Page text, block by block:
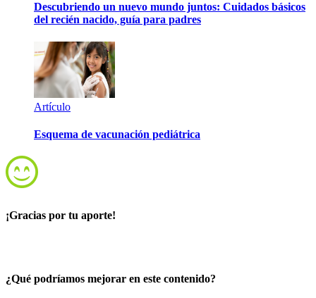
Descubriendo un nuevo mundo juntos: Cuidados básicos
del recién nacido, guía para padres
Artículo
Esquema de vacunación pediátrica
¡Gracias por tu aporte!
¿Qué podríamos mejorar en este contenido?